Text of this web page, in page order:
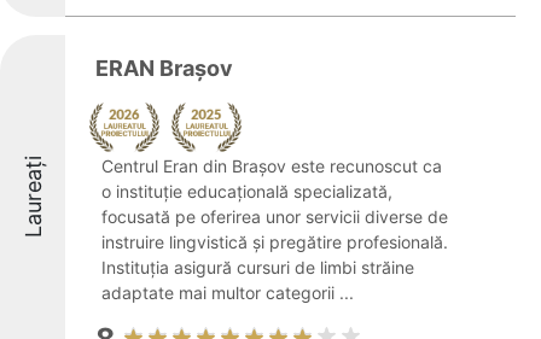
Laureați
ERAN Brașov
Centrul Eran din Brașov este recunoscut ca
o instituție educațională specializată,
focusată pe oferirea unor servicii diverse de
instruire lingvistică și pregătire profesională.
Instituția asigură cursuri de limbi străine
adaptate mai multor categorii ...